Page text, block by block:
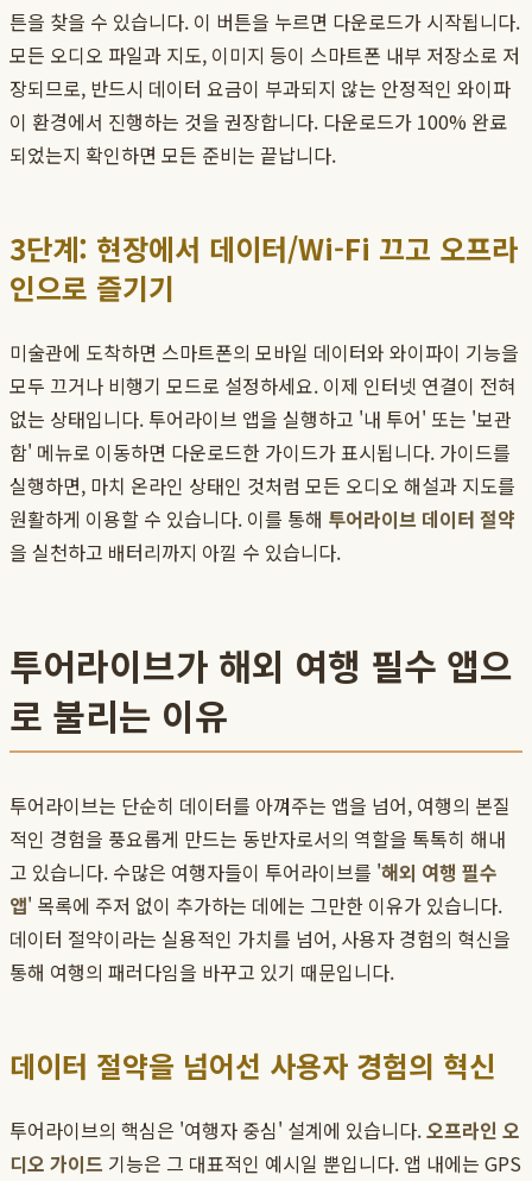
튼을 찾을 수 있습니다. 이 버튼을 누르면 다운로드가 시작됩니다.
모든 오디오 파일과 지도, 이미지 등이 스마트폰 내부 저장소로 저
장되므로, 반드시 데이터 요금이 부과되지 않는 안정적인 와이파
이 환경에서 진행하는 것을 권장합니다. 다운로드가 100% 완료
되었는지 확인하면 모든 준비는 끝납니다.
3단계: 현장에서 데이터/Wi-Fi 끄고 오프라
인으로 즐기기
미술관에 도착하면 스마트폰의 모바일 데이터와 와이파이 기능을
모두 끄거나 비행기 모드로 설정하세요. 이제 인터넷 연결이 전혀
없는 상태입니다. 투어라이브 앱을 실행하고 '내 투어' 또는 '보관
함' 메뉴로 이동하면 다운로드한 가이드가 표시됩니다. 가이드를
실행하면, 마치 온라인 상태인 것처럼 모든 오디오 해설과 지도를
원활하게 이용할 수 있습니다. 이를 통해 투어라이브 데이터 절약
을 실천하고 배터리까지 아낄 수 있습니다.
투어라이브가 해외 여행 필수 앱으
로 불리는 이유
투어라이브는 단순히 데이터를 아껴주는 앱을 넘어, 여행의 본질
적인 경험을 풍요롭게 만드는 동반자로서의 역할을 톡톡히 해내
고 있습니다. 수많은 여행자들이 투어라이브를 '해외 여행 필수
앱' 목록에 주저 없이 추가하는 데에는 그만한 이유가 있습니다.
데이터 절약이라는 실용적인 가치를 넘어, 사용자 경험의 혁신을
통해 여행의 패러다임을 바꾸고 있기 때문입니다.
데이터 절약을 넘어선 사용자 경험의 혁신
투어라이브의 핵심은 '여행자 중심' 설계에 있습니다.오프라인 오
디오 가이드 기능은 그 대표적인 예시일 뿐입니다. 앱 내에는 GPS